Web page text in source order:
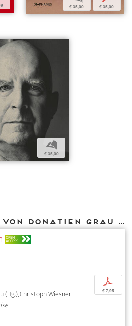
€ 35,00 € 35,00
b
€ 35,00
Weitere Texte von Donatien Grau bei DIAPHANES
OPEN
ACCESS
(Hg.), Christoph Wiesner
p
€ 7,95